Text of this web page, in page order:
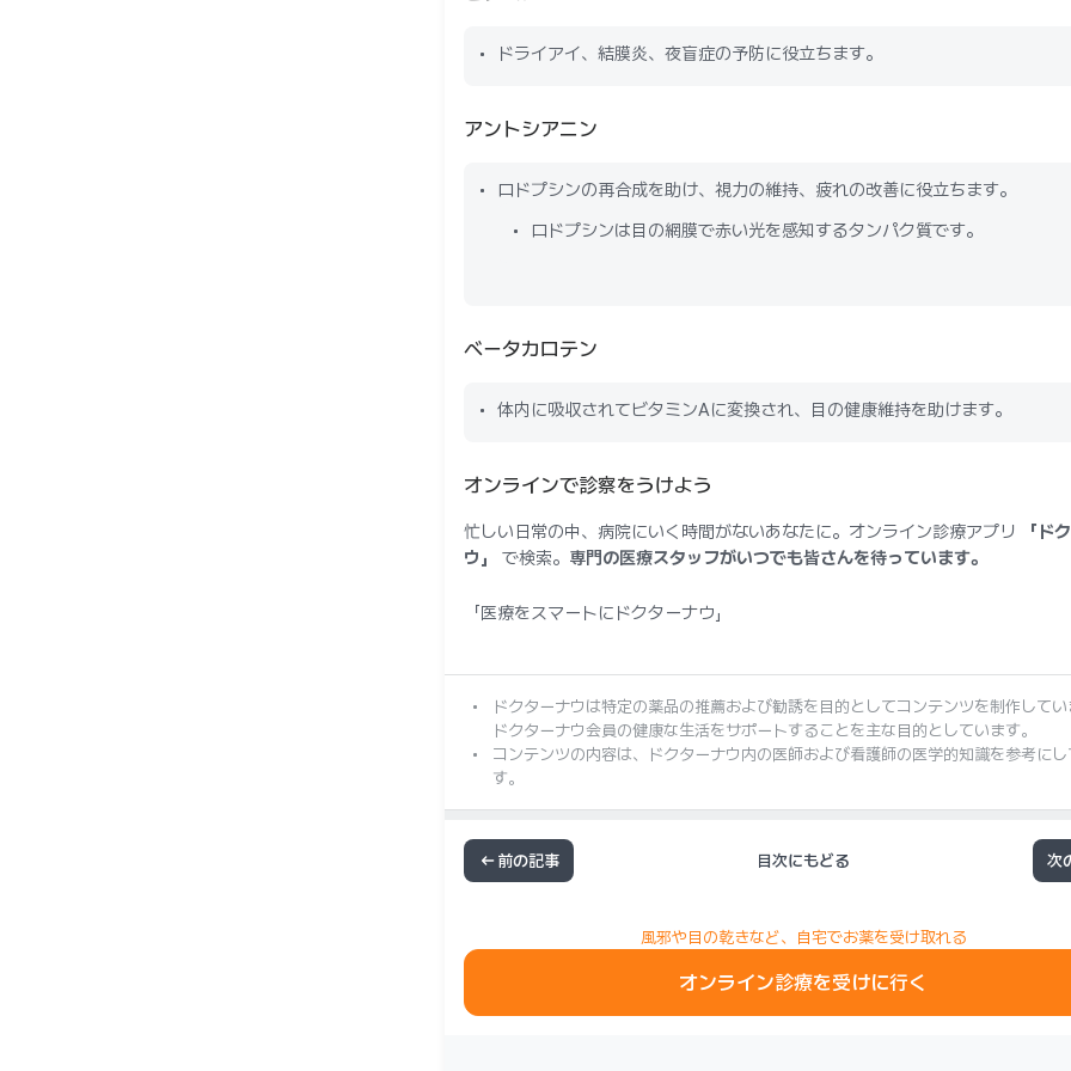
ドライアイ、結膜炎、夜盲症の予防に役立ちます。
アントシアニン
ロドプシンの再合成を助け、視力の維持、疲れの改善に役立ちます。
ロドプシンは目の網膜で赤い光を感知するタンパク質です。
ベータカロテン
体内に吸収されてビタミンAに変換され、目の健康維持を助けます。
オンラインで診察をうけよう
忙しい日常の中、病院にいく時間がないあなたに。オンライン診療アプリ
「ド
ウ」
で検索。 専門の医療スタッフがいつでも皆さんを待っています。
「医療をスマートにドクターナウ」
ドクターナウは特定の薬品の推薦および勧誘を目的としてコンテンツを制作して
ドクターナウ会員の健康な生活をサポートすることを主な目的としています。
コンテンツの内容は、ドクターナウ内の医師および看護師の医学的知識を参考に
す。
前の記事 目次にもどる 次
風邪や目の乾きなど、自宅でお薬を受け取れる
オンライン診療を受けに行く